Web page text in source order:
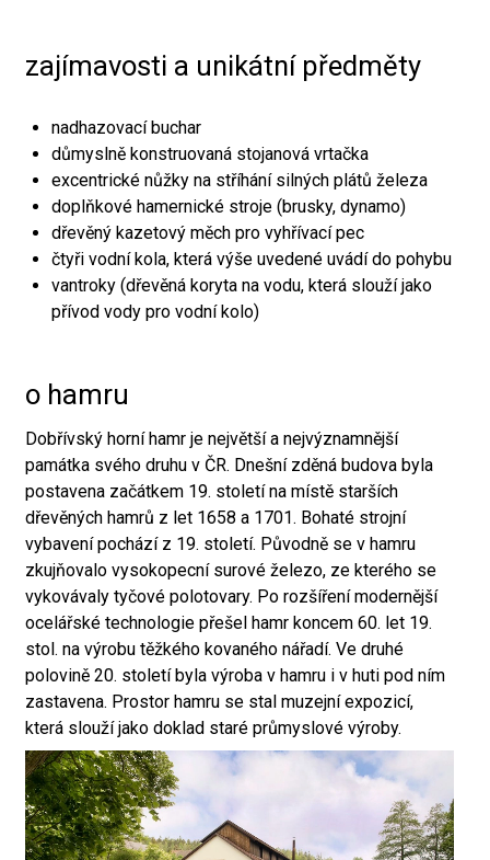
zajímavosti a unikátní předměty
nadhazovací buchar
důmyslně konstruovaná stojanová vrtačka
excentrické nůžky na stříhání silných plátů železa
doplňkové hamernické stroje (brusky, dynamo)
dřevěný kazetový měch pro vyhřívací pec
čtyři vodní kola, která výše uvedené uvádí do pohybu
vantroky (dřevěná koryta na vodu, která slouží jako
přívod vody pro vodní kolo)
o hamru
Dobřívský horní hamr je největší a nejvýznamnější
památka svého druhu v ČR. Dnešní zděná budova byla
postavena začátkem 19. století na místě starších
dřevěných hamrů z let 1658 a 1701. Bohaté strojní
vybavení pochází z 19. století. Původně se v hamru
zkujňovalo vysokopecní surové železo, ze kterého se
vykovávaly tyčové polotovary. Po rozšíření modernější
ocelářské technologie přešel hamr koncem 60. let 19.
stol. na výrobu těžkého kovaného nářadí. Ve druhé
polovině 20. století byla výroba v hamru i v huti pod ním
zastavena. Prostor hamru se stal muzejní expozicí,
která slouží jako doklad staré průmyslové výroby.